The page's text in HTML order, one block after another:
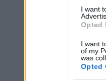
I want
Opted
I want
of my
was
Opted